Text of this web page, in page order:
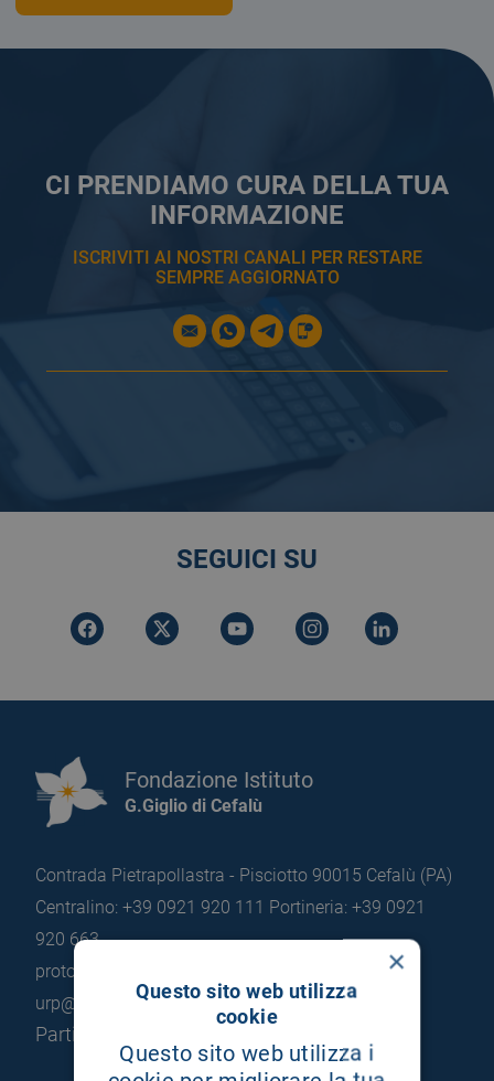
CI PRENDIAMO CURA DELLA TUA
INFORMAZIONE
ISCRIVITI AI NOSTRI CANALI PER RESTARE
SEMPRE AGGIORNATO
SEGUICI SU
Fondazione Istituto
G.Giglio di Cefalù
Contrada Pietrapollastra - Pisciotto 90015 Cefalù (PA)
Centralino: +39 0921 920 111 Portineria: +39 0921
920 663
protocollo@pec.hsrgiglio.it
urp@hsrgiglio.it
Partita IVA: 05205490823
×
Questo sito web utilizza
cookie
Questo sito web utilizza i